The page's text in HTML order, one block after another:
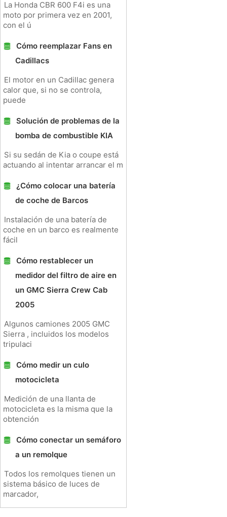
La Honda CBR 600 F4i es una
moto por primera vez en 2001,
con el ú
Cómo reemplazar Fans en
Cadillacs
El motor en un Cadillac genera
calor que, si no se controla,
puede
Solución de problemas de la
bomba de combustible KIA
Si su sedán de Kia o coupe está
actuando al intentar arrancar el m
¿Cómo colocar una batería
de coche de Barcos
Instalación de una batería de
coche en un barco es realmente
fácil
Cómo restablecer un
medidor del filtro de aire en
un GMC Sierra Crew Cab
2005
Algunos camiones 2005 GMC
Sierra , incluidos los modelos
tripulaci
Cómo medir un culo
motocicleta
Medición de una llanta de
motocicleta es la misma que la
obtención
Cómo conectar un semáforo
a un remolque
Todos los remolques tienen un
sistema básico de luces de
marcador,